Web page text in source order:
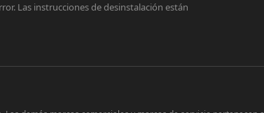
Las instrucciones de desinstalación están